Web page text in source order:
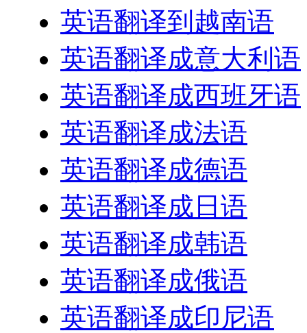
英语翻译到越南语
英语翻译成意大利语
英语翻译成西班牙语
英语翻译成法语
英语翻译成德语
英语翻译成日语
英语翻译成韩语
英语翻译成俄语
英语翻译成印尼语